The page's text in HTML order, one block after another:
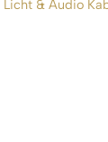
Licht & Audio